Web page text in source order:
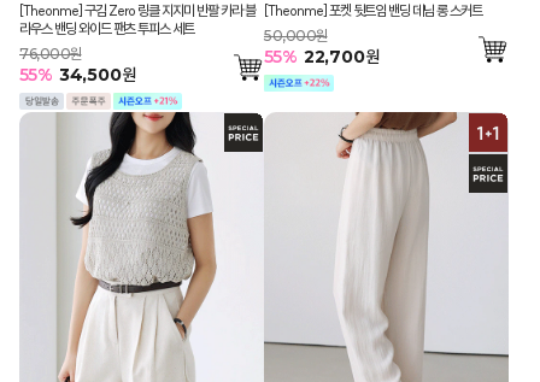
[Theonme] 구김 Zero 링클 지지미 반팔 카라 블
라우스 밴딩 와이드 팬츠 투피스 세트
76,000원
55% 34,500원
[Theonme] 포켓 뒷트임 밴딩 데님 롱 스커트
50,000원
55% 22,700원